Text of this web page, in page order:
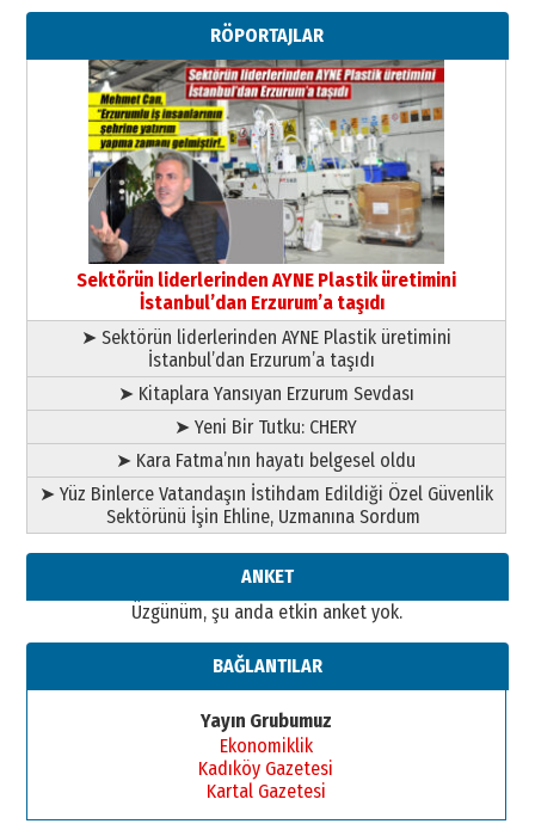
Erzurumspor’un köşe taşları
29 Haziran 2026 Pazartesi
Kenan GÜLERCİ
Murat Şahsuvaroğlu ERKON’da
çıtayı yukarı taşırken,
yönetimdekiler aşağı
çekmemeli!
17 Şubat 2026 Salı Orhan BOZKURT
Bir fotoğraf, bir şehir, bir
gazeteci… Dizginler kimin
elinde?
A. Berhan Yılmaz
BİR BÖLÜM DEĞİL, BİR ÖMÜR
SEÇİYORSUNUZ… “NEDEN
ATATÜRK ÜNİVERSİTESİ?”
28 Temmuz 2026 Salı
Ahmet Gökhan YAZICI
Ahmed Yesevi’den bir Alperen…
”Reisimiz” idi… Hakka yürüdü.!
26 Mart 2026 Perşembe
gönül adamı Faruk Terzioğlu!
Başkan Sekmen’den Erzurum’a
bir vizyon proje daha!
02 Ağustos 2026 Pazar
RÖPORTAJLAR
Sektörün liderlerinden AYNE Plastik üretimini
İstanbul’dan Erzurum’a taşıdı
➤ Sektörün liderlerinden AYNE Plastik üretimini
İstanbul’dan Erzurum’a taşıdı
➤ Kitaplara Yansıyan Erzurum Sevdası
➤ Yeni Bir Tutku: CHERY
➤ Kara Fatma’nın hayatı belgesel oldu
➤ Yüz Binlerce Vatandaşın İstihdam Edildiği Özel Güvenlik
Sektörünü İşin Ehline, Uzmanına Sordum
ANKET
Üzgünüm, şu anda etkin anket yok.
BAĞLANTILAR
Yayın Grubumuz
Ekonomiklik
Kadıköy Gazetesi
Kartal Gazetesi